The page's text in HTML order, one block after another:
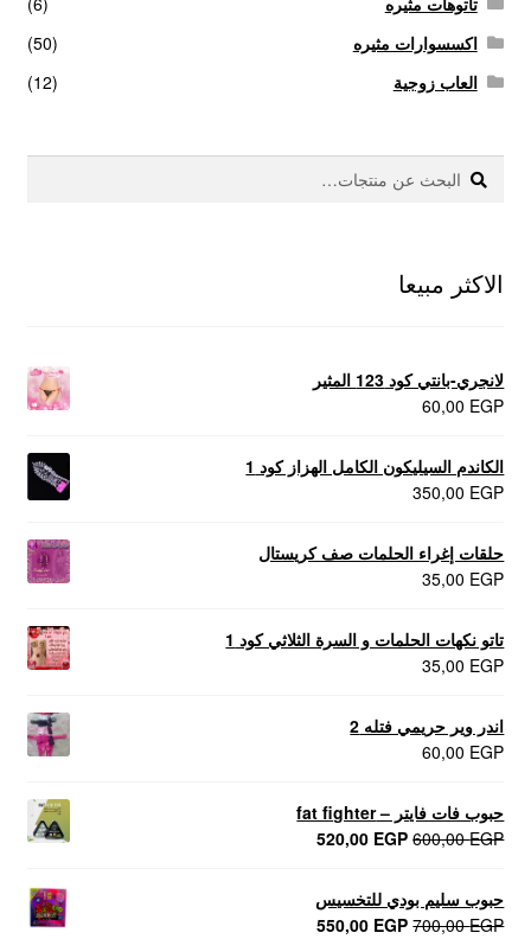
اكسسوارات مثيره
(50)
العاب زوجية
(12)
البحث
عن:
بحث
الاكثر مبيعا
لانجري-بانتي كود 123 المثير
60,00 EGP
الكاندم السيليكون الكامل الهزاز كود 1
350,00 EGP
حلقات إغراء الحلمات صف كريستال
35,00 EGP
تاتو نكهات الحلمات و السرة الثلاثي كود 1
35,00 EGP
اندر وير حريمي فتله 2
60,00 EGP
حبوب فات فايتر – fat fighter
600,00EGP
السعر
600,00 EGP.
520,00 EGP
السعر
520,00 EGP.
حبوب سليم بودي للتخسيس
700,00EGP
السعر550,00 EGP
السعر